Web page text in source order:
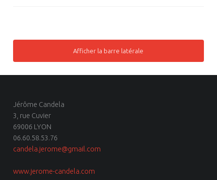
Afficher la barre latérale
Jérôme Candela
3, rue Cuvier
69006 LYON
06.60.58.53.76
candela.jerome@gmail.com
www.jerome-candela.com